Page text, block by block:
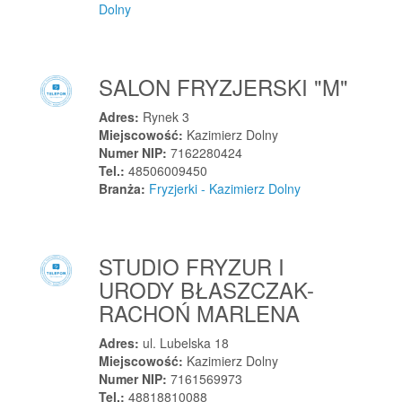
Kobierzyce
Kobyla Góra
Kobyłka
Kobyłka
Kochanowice
Kocierzew Południowy
Dolny
SALON FRYZJERSKI "M"
Adres: Rynek 3
Miejscowość: Kazimierz Dolny
Numer NIP: 7162280424
Tel.: 48506009450
Branża: Fryzjerki - Kazimierz Dolny
STUDIO FRYZUR I
URODY BŁASZCZAK-
RACHOŃ MARLENA
Adres: ul. Lubelska 18
Miejscowość: Kazimierz Dolny
Numer NIP: 7161569973
Tel.: 48818810088